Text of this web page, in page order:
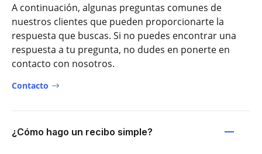
A continuación, algunas preguntas comunes de
nuestros clientes que pueden proporcionarte la
respuesta que buscas. Si no puedes encontrar una
respuesta a tu pregunta, no dudes en ponerte en
contacto con nosotros.
Contacto
¿Cómo hago un recibo simple?